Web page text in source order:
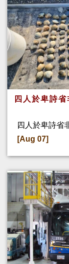
四人於卑詩
四人於卑詩省
[Aug 07]